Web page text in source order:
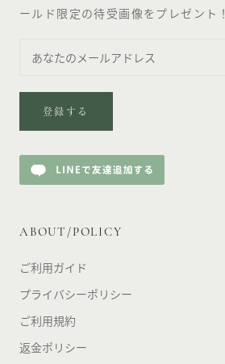
ールド限定の待受画像をプレゼント！
登録する
ABOUT/POLICY
ご利用ガイド
プライバシーポリシー
ご利用規約
返金ポリシー